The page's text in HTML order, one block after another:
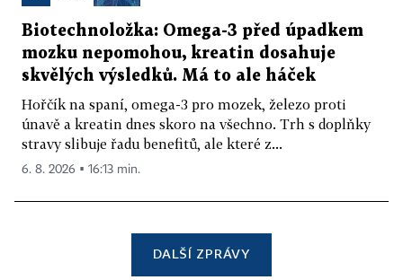
Biotechnoložka: Omega-3 před úpadkem
mozku nepomohou, kreatin dosahuje
skvělých výsledků. Má to ale háček
Hořčík na spaní, omega-3 pro mozek, železo proti
únavě a kreatin dnes skoro na všechno. Trh s doplňky
stravy slibuje řadu benefitů, ale které z...
6. 8. 2026 ▪ 16:13 min.
DALŠÍ ZPRÁVY